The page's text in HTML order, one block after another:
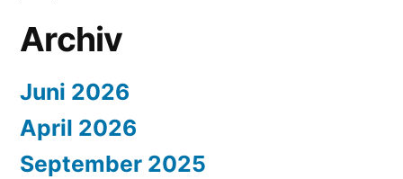
Archiv
Juni 2026
April 2026
September 2025